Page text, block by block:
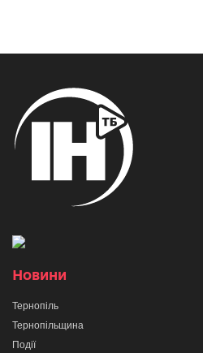
Новини
Тернопіль
Тернопільщина
Події